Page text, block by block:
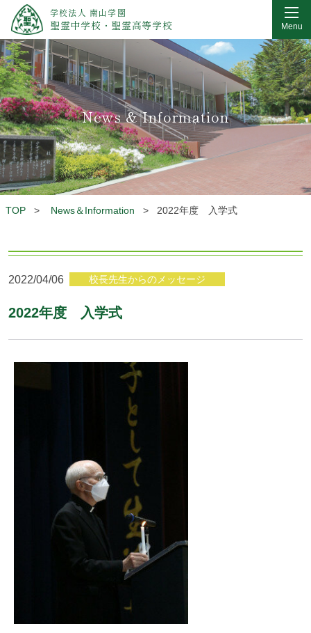
学校法人 南山学園
聖霊中学校・聖霊高等学校 Menu
News & Information
TOP > News＆Information > 2022年度 入学式
2022/04/06 校長先生からのメッセージ
2022年度 入学式